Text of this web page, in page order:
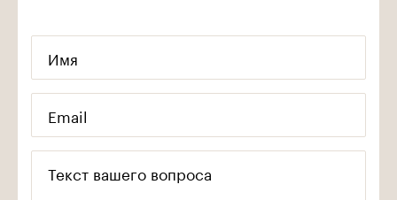
Имя
Email
Текст вашего вопроса